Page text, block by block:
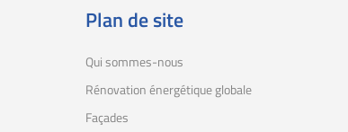
Plan de site
Qui sommes-nous
Rénovation énergétique globale
Façades